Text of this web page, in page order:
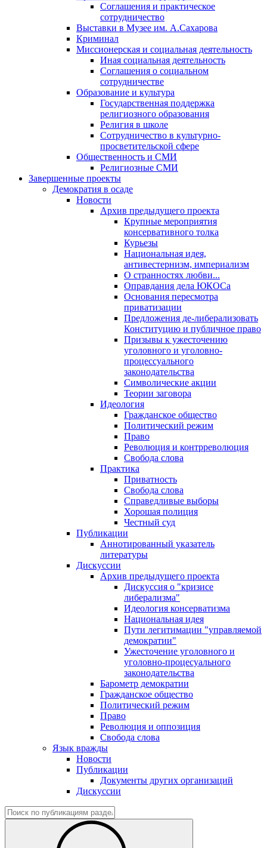
Соглашения и практическое
сотрудничество
Выставки в Музее им. А.Сахарова
Криминал
Миссионерская и социальная деятельность
Иная социальная деятельность
Соглашения о социальном
сотрудничестве
Образование и культура
Государственная поддержка
религиозного образования
Религия в школе
Сотрудничество в культурно-
просветительской сфере
Общественность и СМИ
Религиозные СМИ
Завершенные проекты
Демократия в осаде
Новости
Архив предыдущего проекта
Крупные мероприятия
консервативного толка
Курьезы
Национальная идея,
антивестернизм, империализм
О странностях любви...
Оправдания дела ЮКОСа
Основания пересмотра
приватизации
Предложения де-либерализовать
Конституцию и публичное право
Призывы к ужесточению
уголовного и уголовно-
процессуального
законодательства
Символические акции
Теории заговора
Идеология
Гражданское общество
Политический режим
Право
Революция и контрреволюция
Свобода слова
Практика
Приватность
Свобода слова
Справедливые выборы
Хорошая полиция
Честный суд
Публикации
Аннотированный указатель
литературы
Дискуссии
Архив предыдущего проекта
Дискуссия о "кризисе
либерализма"
Идеология консерватизма
Национальная идея
Пути легитимации "управляемой
демократии"
Ужесточение уголовного и
уголовно-процесуального
законодательства
Барометр демократии
Гражданское общество
Политический режим
Право
Революция и оппозиция
Свобода слова
Язык вражды
Новости
Публикации
Документы других организаций
Дискуссии